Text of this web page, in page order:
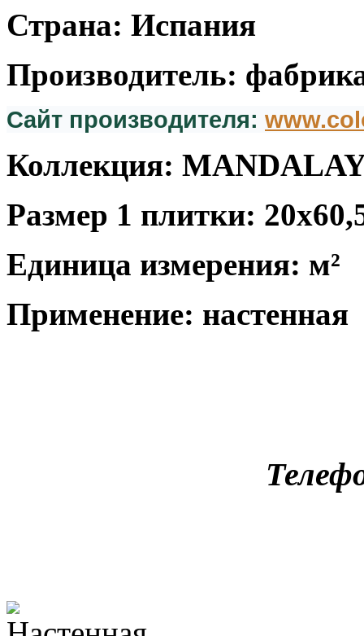
Страна: Испания
Производитель:
Сайт производителя:
Коллекция:
Размер 1 плитки:
Единица измерения: м²
Применение: настенная